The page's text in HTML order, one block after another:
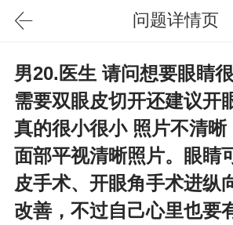
问题详情页
男20.医生 请问想要眼睛
需要双眼皮切开还建议开
真的很小很小 照片不清晰
面部平视清晰照片。眼睛
皮手术、开眼角手术进纵
改善，不过自己心里也要